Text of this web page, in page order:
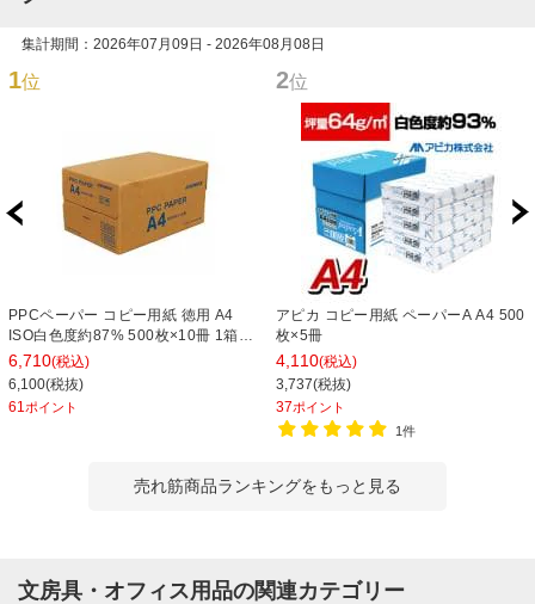
集計期間：2026年07月09日 - 2026年08月08日
1位
PPCペーパー コピー用紙 徳用 A4
ISO白色度約87% 500枚×10冊 1箱
5000枚入 日本クリノス/EC-PPC-
CRIA4W
6,710(税込)
6,100(税抜)
61 ポイント
2位
アピカ コピー用紙 ペーパーA A4 500
枚×5冊
4,110(税込)
3,737(税抜)
37ポイント
1件
売れ筋商品ランキングをもっと見る
文房具・オフィス用品の関連カテゴリー